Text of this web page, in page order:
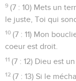
9 (7 : 10) Mets un
le juste, Toi qui
10 (7 : 11) Mon
coeur est droit.
11 (7 : 12) Dieu est
12 (7 : 13) Si le